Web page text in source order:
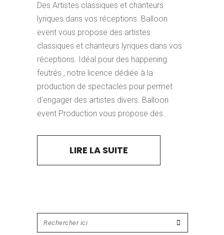
Des Artistes classiques et chanteurs
lyriques dans vos réceptions. Balloon
event vous propose des artistes
classiques et chanteurs lyriques dans vos
réceptions. Idéal pour des happening
feutrés , notre licence dédiée à la
production de spectacles pour permet
d'engager des artistes divers. Balloon
event Production vous propose des...
LIRE LA SUITE